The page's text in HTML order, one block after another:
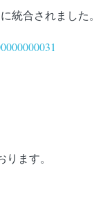
統合されました。